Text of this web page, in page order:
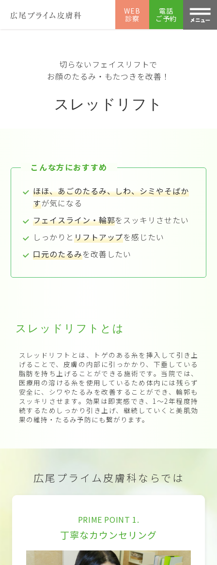
電話
ご予約
WEB
診察
切らないフェイスリフトで
お顔のたるみ・もたつきを改善！
スレッドリフト
こんな方におすすめ
ほほ、あごのたるみ、しわ、シミやそばか
すが気になる
フェイスライン・輪郭をスッキリさせたい
しっかりとリフトアップを感じたい
口元のたるみを改善したい
スレッドリフトとは
スレッドリフトとは、トゲのある糸を挿入して引き上
げることで、皮膚の内部に引っかかり、下垂している
脂肪を持ち上げることができる施術です。当院では、
医療用の溶ける糸を使用しているため体内には残らず
安全に、シワやたるみを改善することができ、輪郭も
スッキリさせます。効果は即実感でき、1〜2年程度持
続するためしっかり引き上げ、継続していくと美肌効
果の維持・たるみ予防にも繋がります。
広尾プライム皮膚科ならでは
PRIME POINT 1.
丁寧なカウンセリング